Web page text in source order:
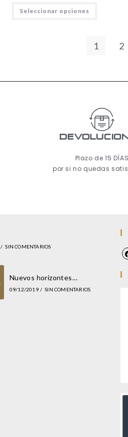
Seleccionar opciones
1 2
Plazo de 15 DÍAS
por si no quedas
/ SIN COMENTARIOS
Nuevos horizontes…
09/12/2019 / SIN COMENTARIOS